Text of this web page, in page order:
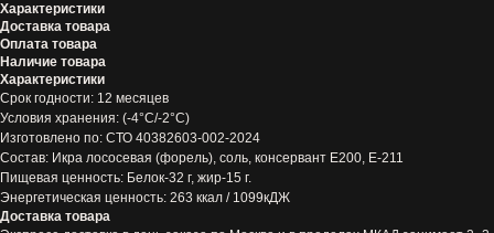
Характеристики
Доставка товара
Оплата товара
Наличие товара
Характеристики
Срок годности: 12 месяцев
Условия хранения: (-4°С/-2°С)
Изготовлено по: СТО 40382603-002-2024
Состав: Икра лососевая (форель), соль, консервант Е200, Е-211
Пищевая ценность: Белок-32 г, жир-15 г.
Энергетическая ценность: 263 ккал / 1099кДЖ
Доставка товара